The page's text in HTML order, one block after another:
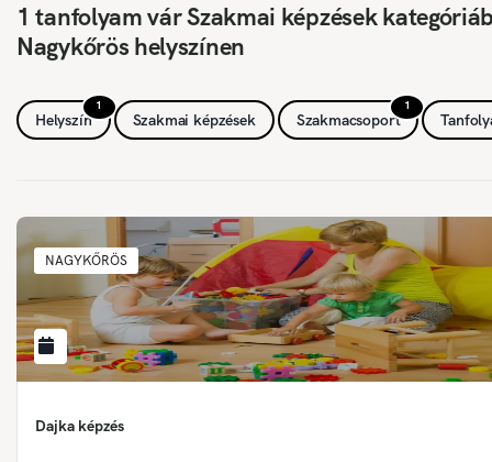
1 tanfolyam vár Szakmai képzések
Nagykőrös helyszínen
1
Helyszín Szakmai képzések
1
Szakmacsoport
NAGYKŐRÖS
Dajka képzés